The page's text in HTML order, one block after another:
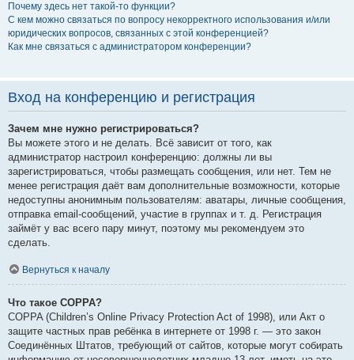
Почему здесь нет такой-то функции?
С кем можно связаться по вопросу некорректного использования и/или
юридических вопросов, связанных с этой конференцией?
Как мне связаться с администратором конференции?
Вход на конференцию и регистрация
Зачем мне нужно регистрироваться?
Вы можете этого и не делать. Всё зависит от того, как
администратор настроил конференцию: должны ли вы
зарегистрироваться, чтобы размещать сообщения, или нет. Тем не
менее регистрация даёт вам дополнительные возможности, которые
недоступны анонимным пользователям: аватары, личные сообщения,
отправка email-сообщений, участие в группах и т. д. Регистрация
займёт у вас всего пару минут, поэтому мы рекомендуем это
сделать.
Вернуться к началу
Что такое COPPA?
COPPA (Children’s Online Privacy Protection Act of 1998), или Акт о
защите частных прав ребёнка в интернете от 1998 г. — это закон
Соединённых Штатов, требующий от сайтов, которые могут собирать